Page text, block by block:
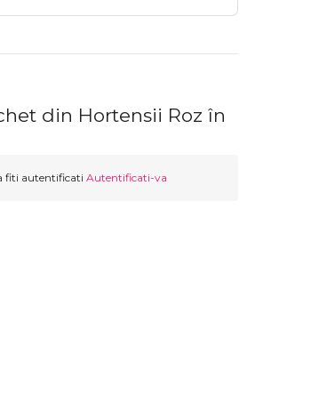
din Hortensii Roz în
fiti autentificati Autentificati-va